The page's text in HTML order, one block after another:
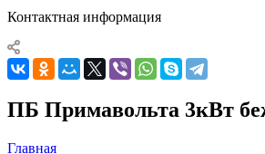
Контактная информация
ПБ Примавольта 3кВт
Главная